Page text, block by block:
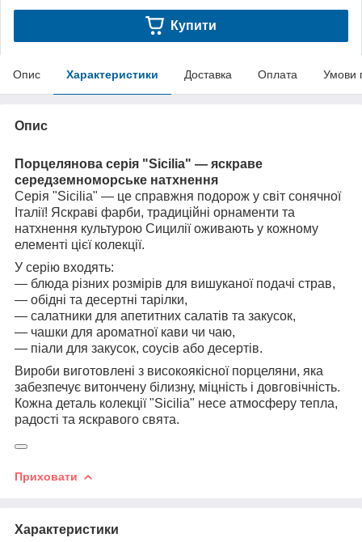
Купити
Опис Характеристики Доставка Оплата Умови
Опис
Порцелянова серія "Sicilia" — яскраве
середземноморське натхнення
Серія "Sicilia" — це справжня подорож у світ сонячної
Італії! Яскраві фарби, традиційні орнаменти та
натхнення культурою Сицилії оживають у кожному
елементі цієї колекції.
У серію входять:
— блюда різних розмірів для вишуканої подачі страв,
— обідні та десертні тарілки,
— салатники для апетитних салатів та закусок,
— чашки для ароматної кави чи чаю,
— піали для закусок, соусів або десертів.
Вироби виготовлені з високоякісної порцеляни, яка
забезпечує витончену білизну, міцність і довговічність.
Кожна деталь колекції "Sicilia" несе атмосферу тепла,
радості та яскравого свята.
Приховати
Характеристики